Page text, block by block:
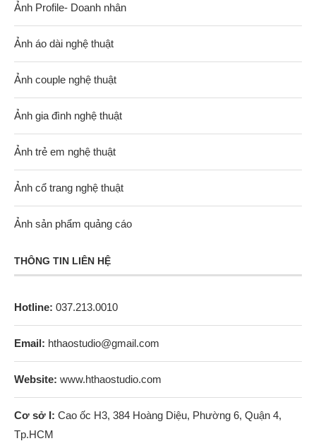
Ảnh Profile- Doanh nhân
Ảnh áo dài nghệ thuật
Ảnh couple nghệ thuật
Ảnh gia đình nghệ thuật
Ảnh trẻ em nghệ thuật
Ảnh cổ trang nghệ thuật
Ảnh sản phẩm quảng cáo
THÔNG TIN LIÊN HỆ
Hotline: 037.213.0010
Email: hthaostudio@gmail.com
Website: www.hthaostudio.com
Cơ sở I: Cao ốc H3, 384 Hoàng Diệu, Phường 6, Quận 4,
Tp.HCM